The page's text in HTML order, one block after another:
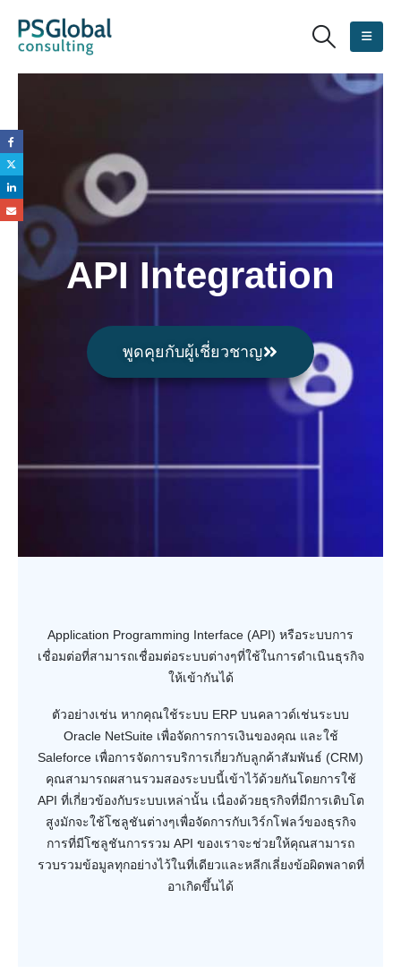
API Integration
พูดคุยกับผู้เชี่ยวชาญ
Application Programming Interface (API) หรือระบบการ
เชื่อมต่อที่สามารถเชื่อมต่อระบบต่างๆที่ใช้ในการดำเนินธุรกิจ
ให้เข้ากันได้
ตัวอย่างเช่น หากคุณใช้ระบบ ERP บนคลาวด์เช่นระบบ
Oracle NetSuite เพื่อจัดการการเงินของคุณ และใช้
Saleforce เพื่อการจัดการบริการเกี่ยวกับลูกค้าสัมพันธ์ (CRM)
คุณสามารถผสานรวมสองระบบนี้เข้าไว้ด้วยกันโดยการใช้
API ที่เกี่ยวข้องกับระบบเหล่านั้น เนื่องด้วยธุรกิจที่มีการเติบโต
สูงมักจะใช้โซลูชันต่างๆเพื่อจัดการกับเวิร์กโฟลว์ของธุรกิจ
การที่มีโซลูชันการรวม API ของเราจะช่วยให้คุณสามารถ
รวบรวมข้อมูลทุกอย่างไว้ในที่เดียวและหลีกเลี่ยงข้อผิดพลาดที่
อาเกิดขึ้นได้